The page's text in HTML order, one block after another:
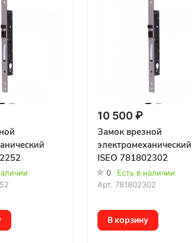
10 500 ₽
Замок врезной
электромеханический
ISEO 781802302
0
Есть в наличии
Арт. 781802302
В корзину